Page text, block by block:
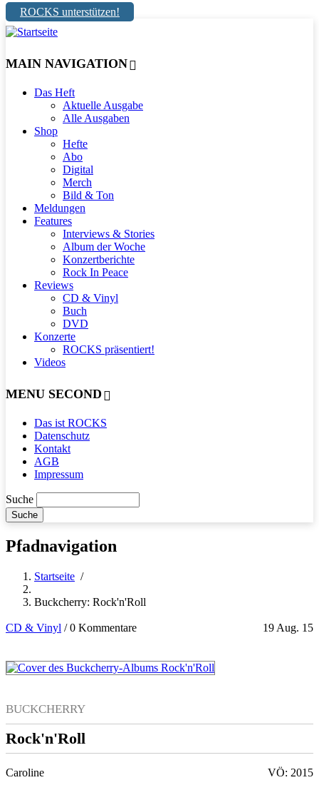
ROCKS unterstützen!
MAIN NAVIGATION
Das Heft
Aktuelle Ausgabe
Alle Ausgaben
Shop
Hefte
Abo
Digital
Merch
Bild & Ton
Meldungen
Features
Interviews & Stories
Album der Woche
Konzertberichte
Rock In Peace
Reviews
CD & Vinyl
Buch
DVD
Konzerte
ROCKS präsentiert!
Videos
MENU SECOND
Das ist ROCKS
Datenschutz
Kontakt
AGB
Impressum
Suche
Pfadnavigation
Startseite /
Buckcherry: Rock'n'Roll
CD & Vinyl 19 Aug. 15
/0 Kommentare
BUCKCHERRY
Rock'n'Roll
Caroline VÖ: 2015